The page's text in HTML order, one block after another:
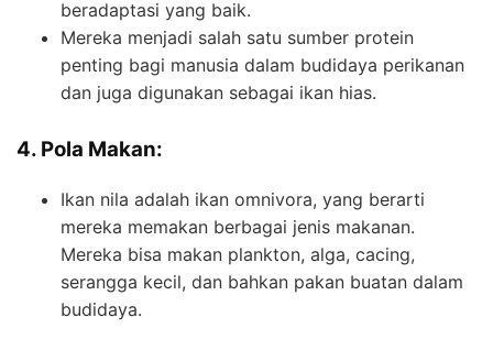
beradaptasi yang baik.
Mereka menjadi salah satu sumber protein
penting bagi manusia dalam budidaya perikanan
dan juga digunakan sebagai ikan hias.
4. Pola Makan:
Ikan nila adalah ikan omnivora, yang berarti
mereka memakan berbagai jenis makanan.
Mereka bisa makan plankton, alga, cacing,
serangga kecil, dan bahkan pakan buatan dalam
budidaya.